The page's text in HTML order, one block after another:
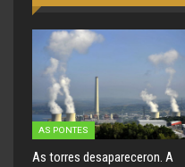
AS PONTES
As torres desapareceron. A